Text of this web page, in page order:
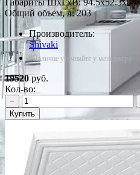
Габариты ШxГxВ: 94.5x52.3x85
Общий объем, л: 203
Производитель:
Shivaki
*Наличие уточняйте у менеджера
19520руб.
Кол-во:
−
Купить